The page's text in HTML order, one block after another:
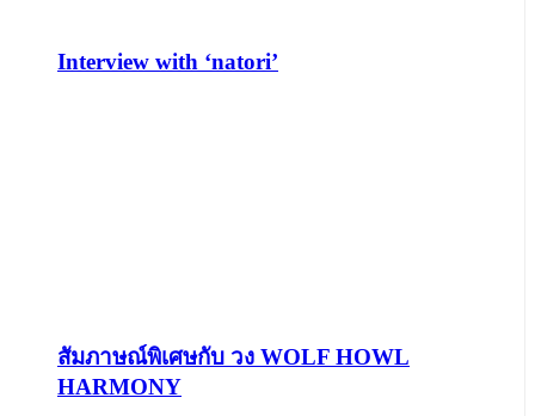
Interview with ‘natori’
สัมภาษณ์พิเศษกับ วง WOLF HOWL
HARMONY